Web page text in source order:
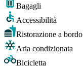
Bagagli
Accessibilità
Ristorazione a bordo
Aria condizionata
Bicicletta